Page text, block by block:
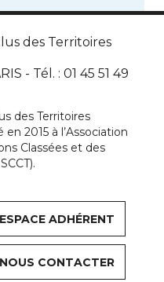
des Territoires
- Tél. : 01 45 51 49
des Territoires
2015 à l’Association
Classées et des
ESPACE ADHÉRENT
NOUS CONTACTER